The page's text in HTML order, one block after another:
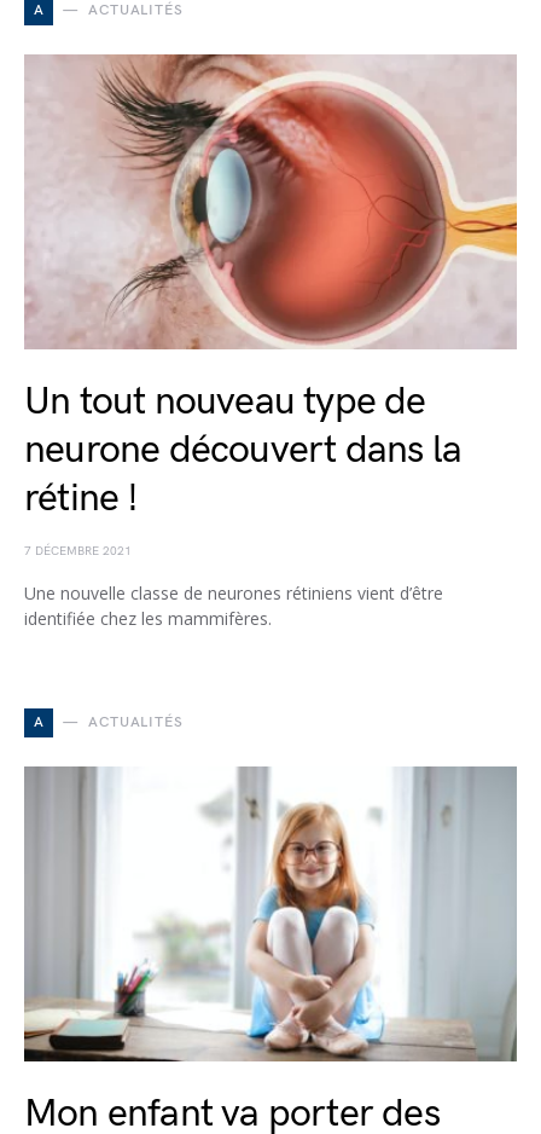
A ACTUALITÉS
Un tout nouveau type de
neurone découvert dans la
rétine !
7 DÉCEMBRE 2021
Une nouvelle classe de neurones rétiniens vient d’être
identifiée chez les mammifères.
A ACTUALITÉS
Mon enfant va porter des